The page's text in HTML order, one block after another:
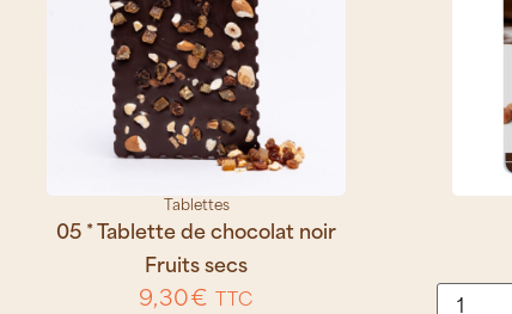
Tablettes
05 * Tablette de chocolat noir
Fruits secs
9,30€ TTC